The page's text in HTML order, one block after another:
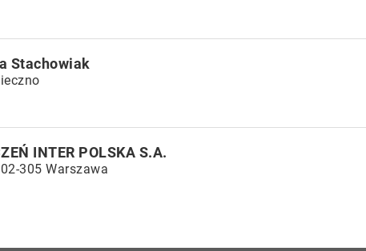
Stachowiak
INTER POLSKA S.A.
305 Warszawa